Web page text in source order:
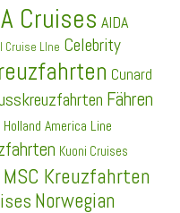
Cruises AIDA
Cruise LIne Celebrity
Cunard
Fähren
Holland America Line
Kuoni Cruises
MSC Kreuzfahrten
Norwegian